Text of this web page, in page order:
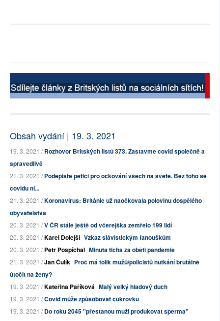
Obsah vydání | 19. 3. 2021
19. 3. 2021 /Rozhovor Britských listů 373. Zastavme covid společně a
spravedlivě
21. 3. 2021 /Podepište petici pro očkování všech na světě. Bez toho se
covidu ni...
21. 3. 2021 /Koronavirus: Británie už naočkovala polovinu dospělého
obyvatelstva
20. 3. 2021 /V ČR stále ještě od včerejška zemřelo 199 lidí
20. 3. 2021 /Karel Dolejší Vzkaz slávistickým fanouškům
20. 3. 2021 /Petr Pospíchal Minuta ticha za oběti pandemie
21. 3. 2021 /Jan Čulík Proč má tolik mužů/policistů nutkání brutálně
útočit na ženy?
19. 3. 2021 /Kateřina Paříková Malý velký hladový duch
19. 3. 2021 /Covid může způsobovat cukrovku
19. 3. 2021 /Do roku 2045 "přestanou muži produkovat sperma"